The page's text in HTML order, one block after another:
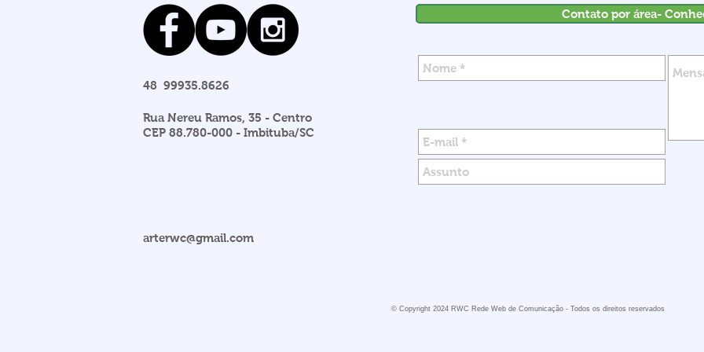
Rua Nereu Ramos, 35 - Centro
CEP 88.780-000 - Imbituba/SC
arterwc@gmail.com
48 99935.8626
Contato por área-
© Copyright 2024 RWC Rede Web de Comunicação - Todos os direitos reservados